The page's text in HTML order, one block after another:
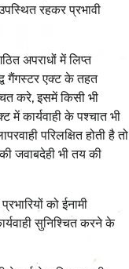
उपस्थित रहकर प्रभावी
अपराधों में लिप्त
गैंगस्टर एक्ट के तहत
करे, इसमें किसी भी
में कार्यवाही के पश्चात भी
परिलक्षित होती है तो
जवाबदेही भी तय की
को ईनामी
सुनिश्चित करने के